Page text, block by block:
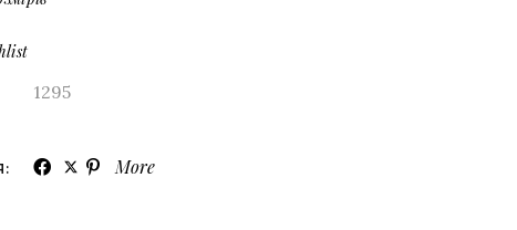
1295
More